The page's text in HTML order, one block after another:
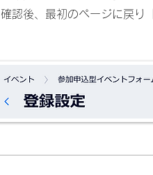
確認後、最初のページに戻り